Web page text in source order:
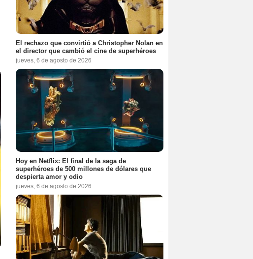
El rechazo que convirtió a Christopher Nolan en
el director que cambió el cine de superhéroes
jueves, 6 de agosto de 2026
Hoy en Netflix: El final de la saga de
superhéroes de 500 millones de dólares que
despierta amor y odio
jueves, 6 de agosto de 2026